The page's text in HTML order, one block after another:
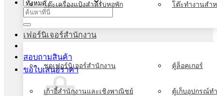
ค้นหา:
สอบถามสินค้า
ขอใบเสนอราคา
โต๊ะเครื่องแป้งสำหรับหอพัก โต๊ะทำงานสำ
เฟอร์นิเจอร์สำนักงาน
ชุดเฟอร์นิเจอร์สำนักงาน ตู้ล็อคเกอร์
เก้าอี้สำนักงานและเชิงพาณิชย์ ตู้เก็บอุปกรณ์ท